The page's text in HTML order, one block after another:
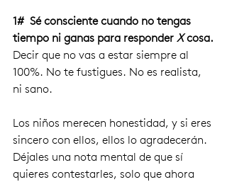
1#  Sé consciente cuando no tengas
tiempo ni ganas para responder X cosa.
Decir que no vas a estar siempre al
100%. No te fustigues. No es realista,
ni sano.
Los niños merecen honestidad, y si eres
sincero con ellos, ellos lo agradecerán.
Déjales una nota mental de que sí
quieres contestarles, solo que ahora